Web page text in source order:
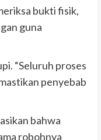
bukti fisik,
guna
“Seluruh proses
penyebab
bahwa
robohnya